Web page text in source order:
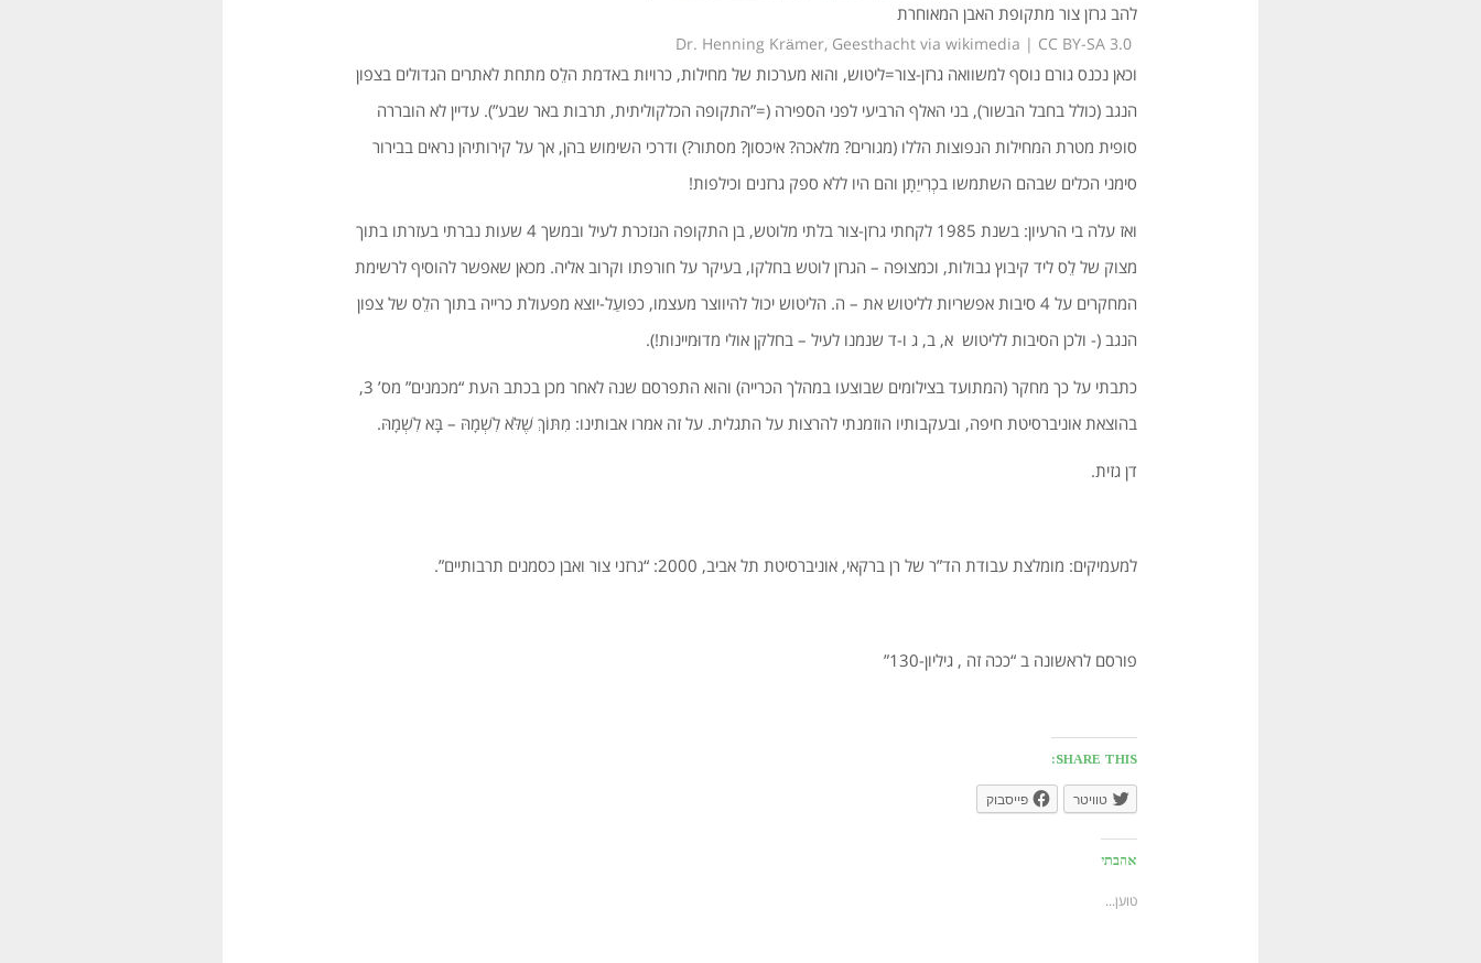
להב גרזן צור מתקופת האבן המאוחרת
Dr. Henning Krämer, Geesthacht via wikimedia | CC BY-SA 3.0
וכאן נכנס גורם נוסף למשוואה גרזן-צור=ליטוש, והוא מערכות של מחילות, כרויות באדמת הלֵס מתחת לאתרים הגדולים בצפון
הנגב (כולל בחבל הבשור), בני האלף הרביעי לפני הספירה (=”התקופה הכלקוליתית, תרבות באר שבע”). עדיין לא הובררה
סופית מטרת המחילות הנפוצות הללו (מגורים? מלאכה? איכסון? מסתור?) ודרכי השימוש בהן, אך על קירותיהן נראים בבירור
סימני הכלים שבהם השתמשו בכְרִייַתָן והם היו ללא ספק גרזנים וכילפות!
ואז עלה בי הרעיון: בשנת 1985 לקחתי גרזן-צור בלתי מלוטש, בן התקופה הנזכרת לעיל ובמשך 4 שעות נברתי בעזרתו בתוך
מצוק של לֵס ליד קיבוץ גבולות, וכמצוּפה – הגרזן לוטש בחלקו, בעיקר על חורפתו וקרוב אליה. מכאן שאפשר להוסיף לרשימת
המחקרים על 4 סיבות אפשריות לליטוש את – ה. הליטוש יכול להיווצר מעצמו, כפועַל-יוצא מפעולת כרייה בתוך הלֵס של צפון
הנגב (- ולכן הסיבות לליטוש א, ב, ג ו-ד שנמנו לעיל – בחלקן אולי מדוּמיינות!).
כתבתי על כך מחקר (המתועד בצילומים שבוצעו במהלך הכרייה) והוא התפרסם שנה לאחר מכן בכתב העת “מכמנים” מס’ 3,
בהוצאת אוניברסיטת חיפה, ובעקבותיו הוזמנתי להרצות על התגלית. על זה אמרו אבותינו: מִתּוֹךְ שֶׁלֹּא לִשְׁמָהּ – בָּא לִשְׁמָהּ.
דן גזית.
למעמיקים: מומלצת עבודת הד”ר של רן ברקאי, אוניברסיטת תל אביב, 2000: “גרזני צור ואבן כסמנים תרבותיים”.
פורסם לראשונה ב “ככה זה , גיליון-130”
SHARE THIS:
טוויטר פייסבוק
אהבתי
טוען...